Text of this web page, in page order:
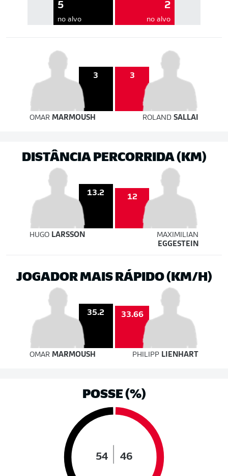
5
no alvo
2
no alvo
3 3
OMAR MARMOUSH ROLANDSALLAI
DISTÂNCIA PERCORRIDA (KM)
13.2 12
HUGO LARSSON
MAXIMILIAN
EGGESTEIN
JOGADOR MAIS RÁPIDO (KM/H)
35.2 33.66
OMAR MARMOUSH PHILIPP LIENHART
POSSE (%)
54 46